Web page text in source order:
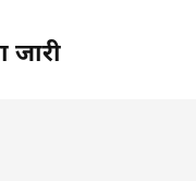
जारी